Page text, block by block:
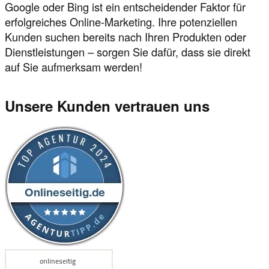
Google oder Bing ist ein entscheidender Faktor für
erfolgreiches Online-Marketing. Ihre potenziellen
Kunden suchen bereits nach Ihren Produkten oder
Dienstleistungen – sorgen Sie dafür, dass sie direkt
auf Sie aufmerksam werden!
Unsere Kunden vertrauen uns